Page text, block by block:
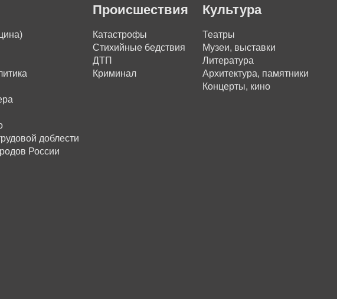
доблести
России
Происшествия
Катастрофы
Стихийные бедствия
ДТП
Криминал
Культура
Театры
Музеи, выставки
Литература
Архитектура, памятники
Концерты, кино